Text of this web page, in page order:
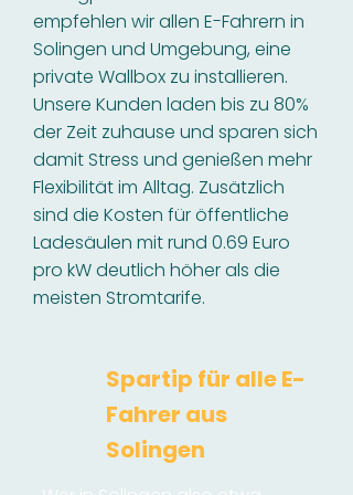
empfehlen wir allen E-Fahrern in
Solingen und Umgebung, eine
private Wallbox zu installieren.
Unsere Kunden laden bis zu 80%
der Zeit zuhause und sparen sich
damit Stress und genießen mehr
Flexibilität im Alltag. Zusätzlich
sind die Kosten für öffentliche
Ladesäulen mit rund 0.69 Euro
pro kW deutlich höher als die
meisten Stromtarife.
Spartip für alle E-
Fahrer aus
Solingen